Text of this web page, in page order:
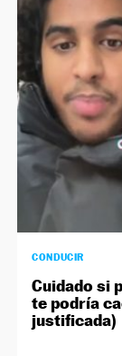
NEWSLETTER
SÍGUENOS
CONDUCIR
Cuidado si
te podría
justificada)